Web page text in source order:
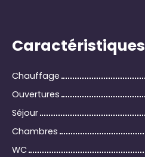
Caractéristiques
Chauffage
Ouvertures
Séjour
Chambres
WC